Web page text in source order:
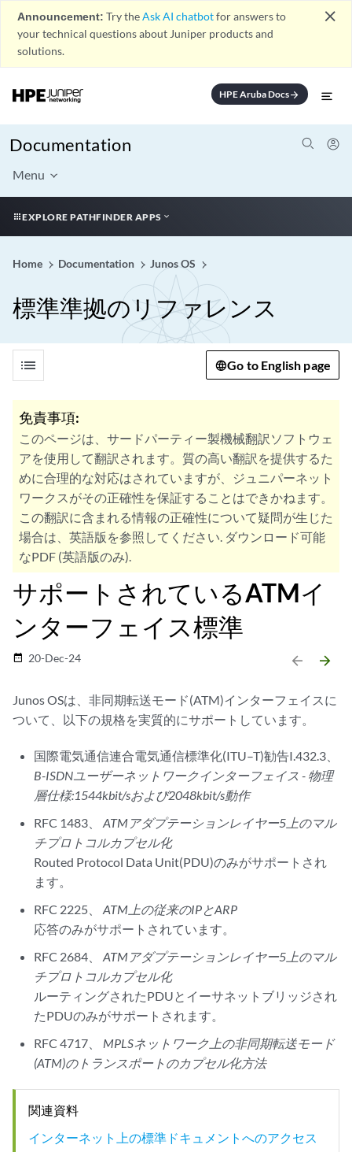
Announcement: Try theAsk AI chatbotfor answers to
your technical questions about Juniper products and
solutions.
close
HPE Aruba Docsarrow_forward
Documentation
Menu
EXPLORE PATHFINDER APPS
Home Documentation Junos OS
標準準拠のリファレンス
list Go to English page
免責事項:
このページは、サードパーティー製機械翻訳ソフトウェ
アを使用して翻訳されます。質の高い翻訳を提供するた
めに合理的な対応はされていますが、ジュニパーネット
ワークスがその正確性を保証することはできかねます。
この翻訳に含まれる情報の正確性について疑問が生じた
場合は、英語版を参照してください. ダウンロード可能
なPDF (英語版のみ).
サポートされているATMイ
ンターフェイス標準
date_range 20-Dec-24 arrow_backward arrow_forward
Junos OSは、非同期転送モード(ATM)インターフェイスに
ついて、以下の規格を実質的にサポートしています。
国際電気通信連合電気通信標準化(ITU–T)勧告I.432.3、
B-ISDNユーザーネットワークインターフェイス - 物理
層仕様:1544kbit/sおよび2048kbit/s動作
RFC 1483、ATMアダプテーションレイヤー5上のマル
チプロトコルカプセル化
Routed Protocol Data Unit(PDU)のみがサポートされ
ます。
RFC 2225、ATM上の従来のIPとARP
応答のみがサポートされています。
RFC 2684、ATMアダプテーションレイヤー5上のマル
チプロトコルカプセル化
ルーティングされたPDUとイーサネットブリッジされ
たPDUのみがサポートされます。
RFC 4717、 MPLSネットワーク上の非同期転送モード
(ATM)のトランスポートのカプセル化方法
関連資料
インターネット上の標準ドキュメントへのアクセス